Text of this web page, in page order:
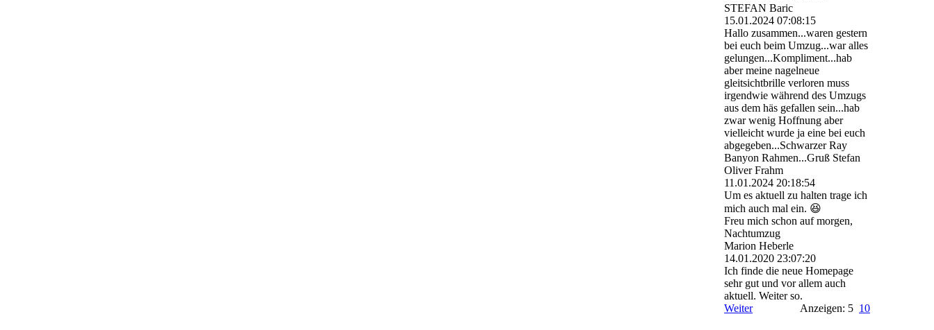
STEFAN Baric
15.01.2024 07:08:15
Hallo zusammen...waren gestern
bei euch beim Umzug...war alles
gelungen.­..­Kompliment.­..­hab
aber meine nagelneue
gleitsichtbrille verloren muss
irgendwie während des Umzugs
aus dem häs gefallen sein...hab
zwar wenig Hoffnung aber
vielleicht wurde ja eine bei euch
abgegeben...Schwarzer Ray
Banyon Rahmen...Gruß Stefan
Oliver Frahm
11.01.2024 20:18:54
Um es aktuell zu halten trage ich
mich auch mal ein. 😆
Freu mich schon auf morgen,
Nachtumzug
Marion Heberle
14.01.2020 23:07:20
Ich finde die neue Homepage
sehr gut und vor allem auch
aktuell. Weiter so.
Weiter
Anzeigen: 5 10